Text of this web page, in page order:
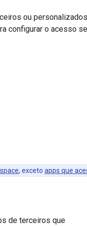
ou
configurar o acesso
, exceto apps que
de terceiros que